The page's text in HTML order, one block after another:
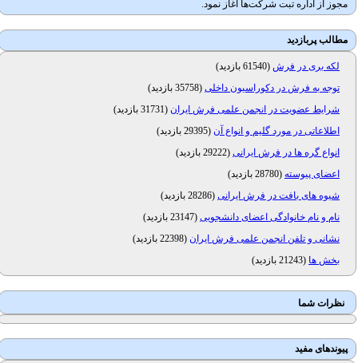
مجوز از اداره تبت شرکت‌ها آغاز نمود.
مطالب پربازدید
لکه بری در فرش( 61540 بازدید
)
توجه به فرش در دکوراسیون داخلی( 35758 بازدید
)
شرایط عضویت در انجمن علمی فرش ایران (31731 بازدید
)
اطلاعاتی در مورد گلیم و انواع آن (29395 بازدید
)
انواع گره ها در فرش ایرانی( 29222 بازدید
)
اعضای پیوسته(28780 بازدید
)
شیوه های بافت در فرش ایرانی( 28286 بازدید
)
نام و نام خانوادگی اعضای دانشجویی( 23147 بازدید
)
نشانی و تلفن انجمن علمی فرش ایران (22398 بازدید
)
بخش ها (21243 بازدید )
نظرات شما
پیوندهای مفید